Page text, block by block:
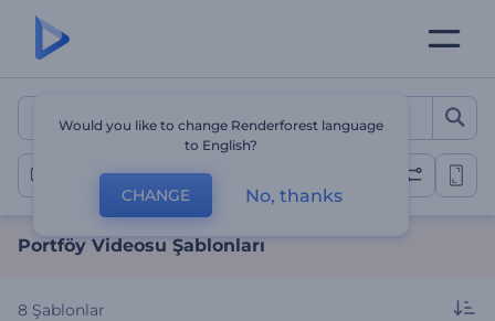
Portföy Videosu Şablonları
Portföy Videoları
Portföy Videosu Şablonları
8 Şablonlar
Would you like to change Renderforest language
to English?
CHANGE No, thanks